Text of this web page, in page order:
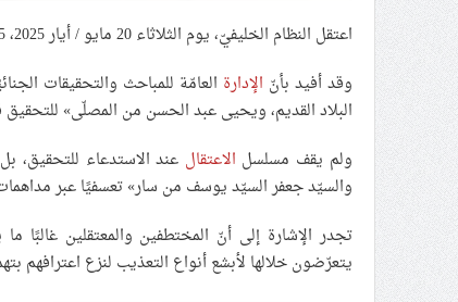
اعتقل النظام الخليفيّ، يوم الثلاثاء 20 مايو / أيار 2025، 5 شبّان من البلاد القديم والمصلّى.
وقد أفيد بأنّ الإدارة العامّة للمباحث والتحقيقات
البلاد القديم، ويحيى عبد الحسن من المصلّى»
ولم يقف مسلسل الاعتقال عند الاستدعاء
والسيّد جعفر السيّد يوسف من سار» تعسفيًا عبر مداهمات
تجدر الإشارة إلى أنّ المختطفين والمعتقلين غالبًا
يتعرّضون خلالها لأبشع أنواع التعذيب لنزع اعترافهم